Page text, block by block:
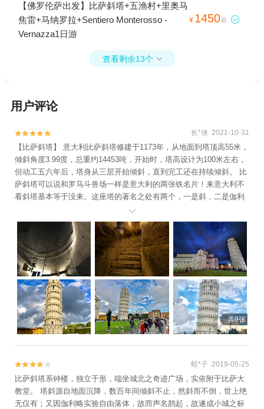
【佛罗伦萨出发】比萨斜塔+五渔村+里奥马
焦雷+马纳罗拉+Sentiero Monterosso -
Vernazza1日游
¥ 1450起 
查看剩余13个 
用户评论

 长*侠 2021-10-31
【比萨斜塔】 意大利比萨斜塔修建于1173年，从地面到塔顶高55米，
倾斜角度3.99度，总重约14453吨，开始时，塔高设计为100米左右，
但动工五六年后，塔身从三层开始倾斜，直到完工还在持续倾斜。 比
萨斜塔可以说和罗马斗兽场一样是意大利的两张铁名片！来意大利不
看斜塔基本等于没来。这座塔的著名之处有两个，一是斜，二是伽利
略那个两个铁球同时落地的实验。 门票：18欧（不在奇迹广场景点套
票内） 时间：每个月的登塔时间都不相同，具体参考官网，但10-17
点基本没问题。 地址：意大利-托斯卡纳省-比萨城 交通：比萨很小的
城，比镇子大不了太多，从火车站出来走路20分钟就到

共9张

 蛙*子 2019-05-25
比萨斜塔系钟楼，独立于形，端坐城北之奇迹广场，实依附于比萨大
教堂。 塔斜源自地面沉降，数百年间倾斜不止，然斜而不倒，世上绝
无仅有；又因伽利略实验自由落体，故而声名鹊起，故遂成小城之标